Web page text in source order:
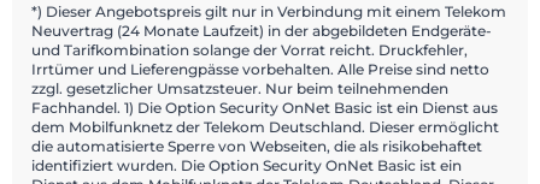
*) Dieser Angebotspreis gilt nur in Verbindung mit einem Telekom
Neuvertrag (24 Monate Laufzeit) in der abgebildeten Endgeräte-
und Tarifkombination solange der Vorrat reicht. Druckfehler,
Irrtümer und Lieferengpässe vorbehalten. Alle Preise sind netto
zzgl. gesetzlicher Umsatzsteuer. Nur beim teilnehmenden
Fachhandel. 1) Die Option Security OnNet Basic ist ein Dienst aus
dem Mobilfunknetz der Telekom Deutschland. Dieser ermöglicht
die automatisierte Sperre von Webseiten, die als risikobehaftet
identifiziert wurden. Die Option Security OnNet Basic ist ein